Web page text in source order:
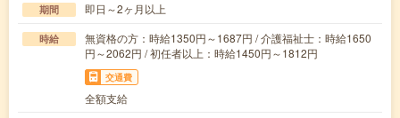
期間 即日～2ヶ月以上
時給
無資格の方：時給1350円～1687円 / 介護福祉士：時給1650
円～2062円 / 初任者以上：時給1450円～1812円
交通費
全額支給